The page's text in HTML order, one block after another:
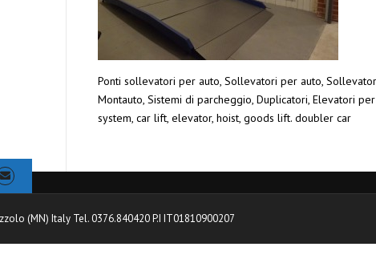
Ponti sollevatori per auto, Sollevatori per auto,
Montauto, Sistemi di parcheggio, Duplicatori, Elevatori
system, car lift, elevator, hoist, goods lift. doubler car
(MN) Italy Tel. 0376.840420 P.I IT01810900207